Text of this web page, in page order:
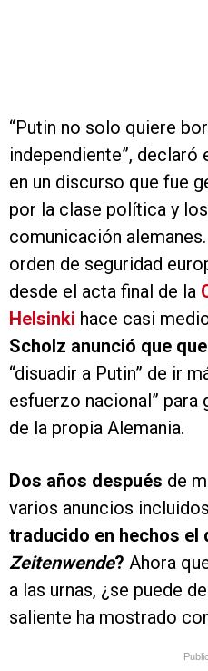
“Putin no solo quiere
independiente”,
en un discurso que fue
por la clase política y
comunicación
orden de seguridad
desde el acta final de la
Helsinki hace casi
Scholz anunció que
“disuadir a Putin” de ir
esfuerzo nacional” para
de la propia Alemania.
Dos años después de
varios anuncios
traducido en hechos el
Zeitenwende? Ahora
a las urnas, ¿se puede
saliente ha mostrado